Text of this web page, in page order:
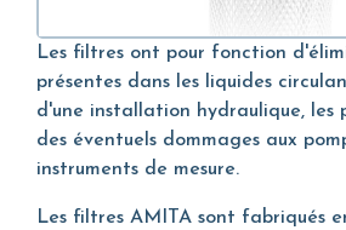
Les filtres ont pour fonction
présentes dans les liquides
d'une installation hydraulique, les
des éventuels dommages aux
instruments de mesure.
Les filtres AMITA sont fabriqués